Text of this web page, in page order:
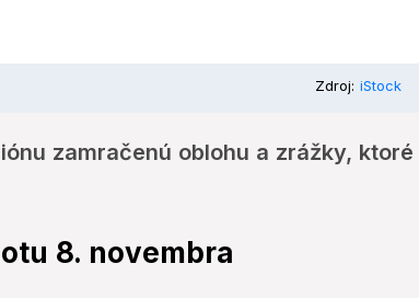
Zdroj: iStock
zamračenú oblohu a zrážky, ktoré
8. novembra